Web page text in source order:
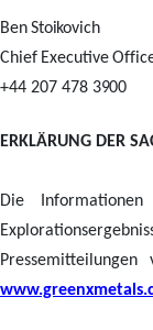
BenStoikovich
Chief Executive
+44 207 478 3900
ERKLÄRUNG DER
Die